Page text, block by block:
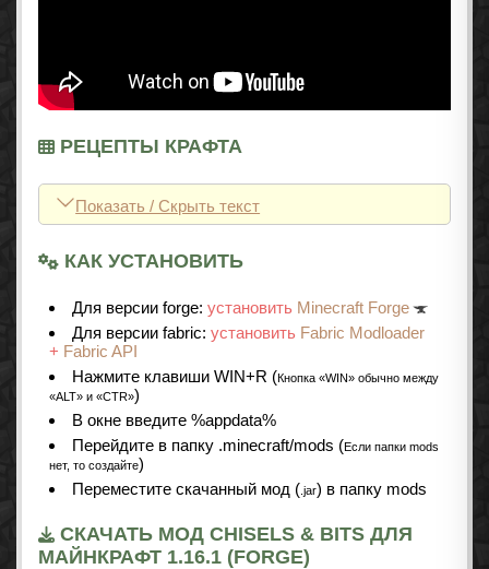
РЕЦЕПТЫ КРАФТА
Показать / Скрыть текст
КАК УСТАНОВИТЬ
Для версии forge: установить Minecraft Forge
Для версии fabric: установить Fabric Modloader
+ Fabric API
Нажмите клавиши WIN+R (Кнопка «WIN» обычно между
«ALT» и «CTR»)
В окне введите %appdata%
Перейдите в папку .minecraft/mods (Если папки mods
нет, то создайте)
Переместите скачанный мод ( .jar) в папку mods
СКАЧАТЬ МОД CHISELS & BITS ДЛЯ
МАЙНКРАФТ 1.16.1 (FORGE)